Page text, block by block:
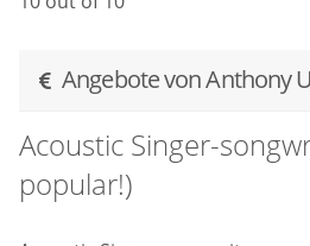
Bruno Mars, Calm Scott and
play a few of my originals too
authenticity. This is great for a